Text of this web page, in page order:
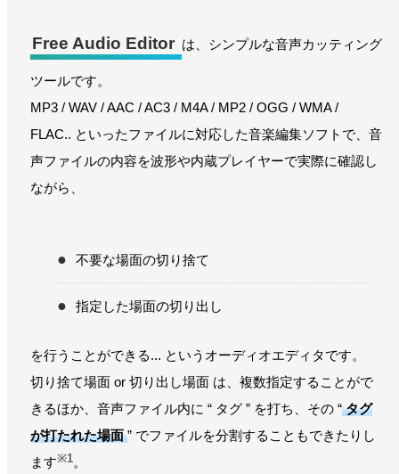
Free Audio Editor は、シンプルな音声カッティング
ツールです。
MP3 / WAV / AAC / AC3 / M4A / MP2 / OGG / WMA /
FLAC.. といったファイルに対応した音楽編集ソフトで、音
声ファイルの内容を波形や内蔵プレイヤーで実際に確認し
ながら、
不要な場面の切り捨て
指定した場面の切り出し
を行うことができる... というオーディオエディタです。
切り捨て場面 or 切り出し場面 は、複数指定することがで
きるほか、音声ファイル内に “ タグ ” を打ち、その “タグ
が打たれた場面” でファイルを分割することもできたりし
ます※1。